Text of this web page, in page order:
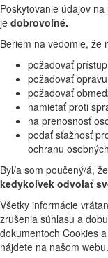
Poskytovanie údajov
je dobrovoľné.
Beriem na vedomie, že
požadovať
požadovať
požadovať
namietať proti
na prenosnosť
podať sťažnosť
ochranu
Byl/a som poučený/á,
kedykoľvek odvolať
Všetky informácie
zrušenia súhlasu a
dokumentoch Cookies
nájdete na našom webu.